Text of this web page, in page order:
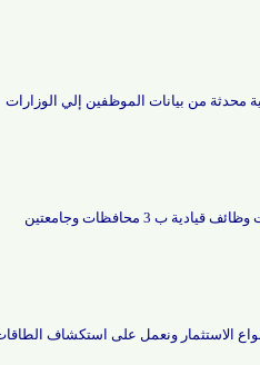
من بيانات الموظفين إلي الوزارات
وجامعتين
ونعمل على استكشاف الطاقات في